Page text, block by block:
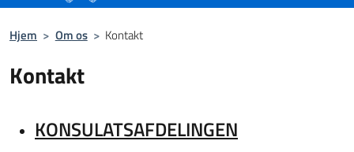
Hjem > Om os > Kontakt
Kontakt
KONSULATSAFDELINGEN